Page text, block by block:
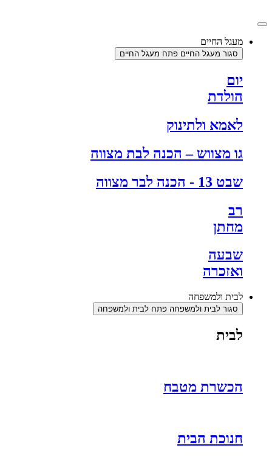
מעגל החיים
סגור מעגל החיים פתח מעגל החיים
יום
הולדת
לאמא ולתינוק
גו מצווש – הכנה לבת מצווה
שבט 13 - הכנה לבר מצווה
רב
מחתן
שבעה
ואזכרה
לבית ולמשפחה
סגור לבית ולמשפחה פתח לבית ולמשפחה
לבית
הכשרת מטבח
חנוכת הבית